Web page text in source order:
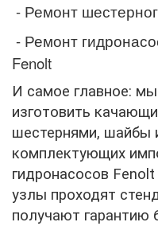
- Ремонт
- Ремонт
Fenolt
И самое главное:
изготовить
шестернями, шайбы
комплектующих
гидронасосов Fenolt
узлы проходят
получают гарантию